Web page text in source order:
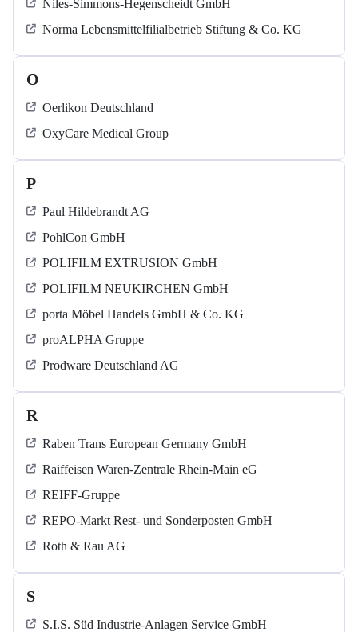
Niles-Simmons-Hegenscheidt GmbH
Norma Lebensmittelfilialbetrieb Stiftung & Co. KG
O
Oerlikon Deutschland
OxyCare Medical Group
P
Paul Hildebrandt AG
PohlCon GmbH
POLIFILM EXTRUSION GmbH
POLIFILM NEUKIRCHEN GmbH
porta Möbel Handels GmbH & Co. KG
proALPHA Gruppe
Prodware Deutschland AG
R
Raben Trans European Germany GmbH
Raiffeisen Waren-Zentrale Rhein-Main eG
REIFF-Gruppe
REPO-Markt Rest- und Sonderposten GmbH
Roth & Rau AG
S
S.I.S. Süd Industrie-Anlagen Service GmbH